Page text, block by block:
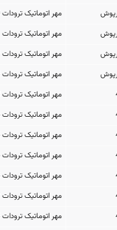
مهر اتوماتیک ترودات 4910 با درپوش
مهر اتوماتیک ترودات 4911 با درپوش
مهر اتوماتیک ترودات 4912 با درپوش
مهر اتوماتیک ترودات 4913 با درپوش
مهر اتوماتیک ترودات 4914
مهر اتوماتیک ترودات 4915
مهر اتوماتیک ترودات 4916
مهر اتوماتیک ترودات 4925
مهر اتوماتیک ترودات 4926
مهر اتوماتیک ترودات 4927
مهر اتوماتیک ترودات 4928